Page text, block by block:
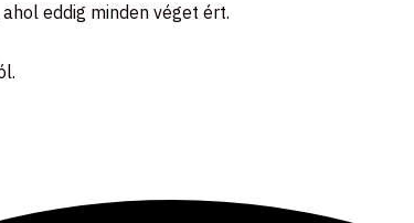
eddig minden véget ért.